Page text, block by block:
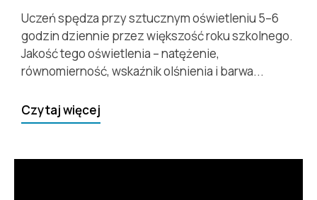
Uczeń spędza przy sztucznym oświetleniu 5–6
godzin dziennie przez większość roku szkolnego.
Jakość tego oświetlenia – natężenie,
równomierność, wskaźnik olśnienia i barwa...
Czytaj więcej